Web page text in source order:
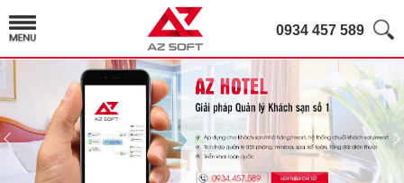
0934 457 589